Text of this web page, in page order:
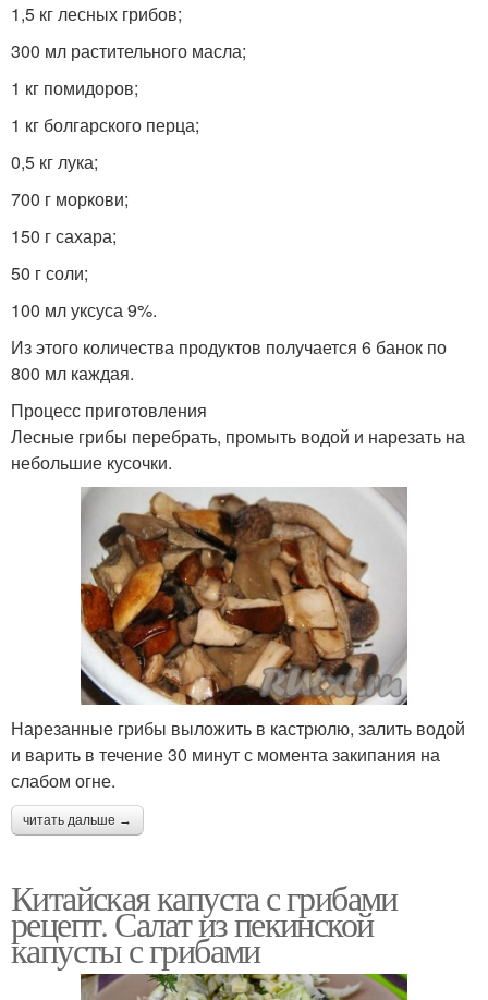
Солянка с грибами
Солянка из капусты
Капусты на зиму
1,5 кг лесных грибов;
300 мл растительного масла;
1 кг помидоров;
1 кг болгарского перца;
0,5 кг лука;
700 г моркови;
150 г сахара;
50 г соли;
100 мл уксуса 9%.
Из этого количества продуктов получается 6 банок по
800 мл каждая.
Процесс приготовления
Лесные грибы перебрать, промыть водой и нарезать на
небольшие кусочки.
Нарезанные грибы выложить в кастрюлю, залить водой
и варить в течение 30 минут с момента закипания на
слабом огне.
читать дальше →
Китайская капуста с грибами
рецепт. Салат из пекинской
капусты с грибами